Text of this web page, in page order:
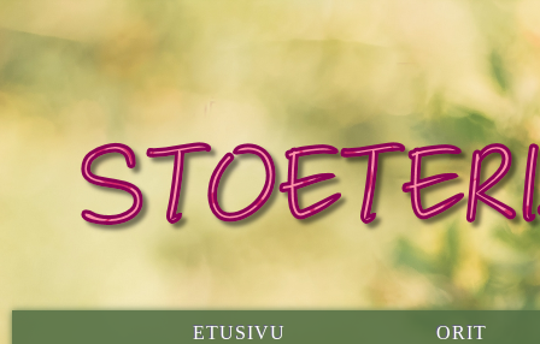
ETUSIVU ORIT